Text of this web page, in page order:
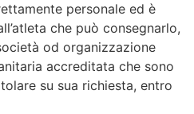
personale ed è
che può consegnarlo,
od organizzazione
accreditata che sono
su sua richiesta, entro